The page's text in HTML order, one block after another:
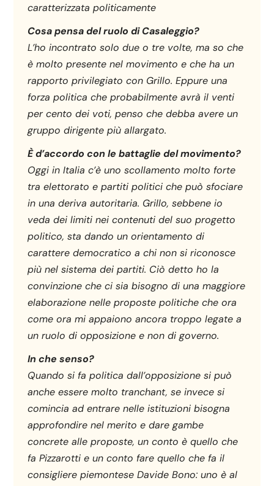
caratterizzata politicamente
Cosa pensa del ruolo di Casaleggio?
L’ho incontrato solo due o tre volte, ma so che
è molto presente nel movimento e che ha un
rapporto privilegiato con Grillo. Eppure una
forza politica che probabilmente avrà il venti
per cento dei voti, penso che debba avere un
gruppo dirigente più allargato.
È d’accordo con le battaglie del movimento?
Oggi in Italia c’è uno scollamento molto forte
tra elettorato e partiti politici che può sfociare
in una deriva autoritaria. Grillo, sebbene io
veda dei limiti nei contenuti del suo progetto
politico, sta dando un orientamento di
carattere democratico a chi non si riconosce
più nel sistema dei partiti. Ciò detto ho la
convinzione che ci sia bisogno di una maggiore
elaborazione nelle proposte politiche che ora
come ora mi appaiono ancora troppo legate a
un ruolo di opposizione e non di governo.
In che senso?
Quando si fa politica dall’opposizione si può
anche essere molto tranchant, se invece si
comincia ad entrare nelle istituzioni bisogna
approfondire nel merito e dare gambe
concrete alle proposte, un conto è quello che
fa Pizzarotti e un conto fare quello che fa il
consigliere piemontese Davide Bono: uno è al